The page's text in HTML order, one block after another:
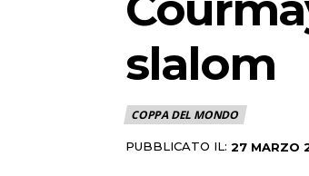
slalom
COPPA DEL MONDO
PUBBLICATO IL: 27 MARZO